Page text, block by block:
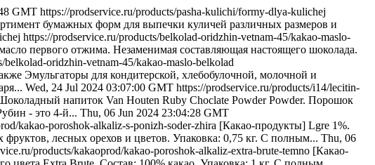
GMT https://prodservice.ru/products/pasha-kulichi/formy-dlya-kulichej
бумажных форм для выпечки куличей различных размеров и
https://prodservice.ru/products/belkolad-oridzhin-vetnam-45/kakao-maslo-
первого отжима. Незаменимая составляющая настоящего шоколада.
belkolad-oridzhin-vetnam-45/kakao-maslo-belkolad
для кондитерской, хлебобулочной, молочной и
Wed, 24 Jul 2024 03:07:00 GMT https://prodservice.ru/products/i14/lecitin-
напиток Van Houten Ruby Choclate Powder Powder. Порошок
- это 4-й... Thu, 06 Jun 2024 23:04:28 GMT
kakao-poroshok-alkaliz-s-ponizh-soder-zhira [Какао-продукты] Lgre 1%.
лесных орехов и цветов. Упаковка: 0,75 кг. С полным... Thu, 06
products/kakaoprod/kakao-poroshok-alkaliz-extra-brute-temno [Какао-